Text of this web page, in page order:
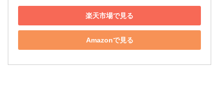
楽天市場で見る
Amazonで見る